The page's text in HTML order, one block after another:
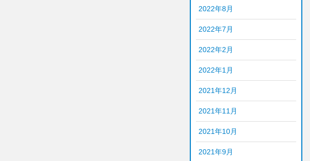
2022年8月
2022年7月
2022年2月
2022年1月
2021年12月
2021年11月
2021年10月
2021年9月